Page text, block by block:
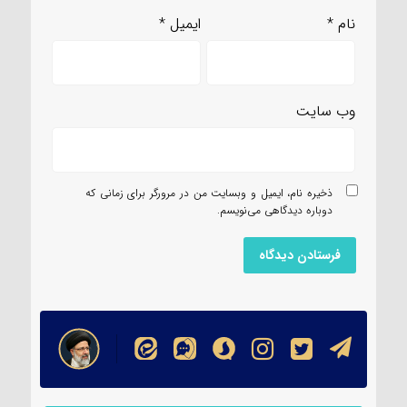
نام* ایمیل*
وب‌ سایت
ذخیره نام، ایمیل و وبسایت من در مرورگر برای زمانی که
دوباره دیدگاهی می‌نویسم.